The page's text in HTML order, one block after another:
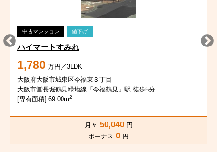
中古マンション 値下げ
ハイマートすみれ
1,780 万円／3LDK
大阪府大阪市城東区今福東３丁目
大阪市営長堀鶴見緑地線「今福鶴見」駅 徒歩5分
[専有面積] 69.00m2
月々 50,040 円
ボーナス 0 円